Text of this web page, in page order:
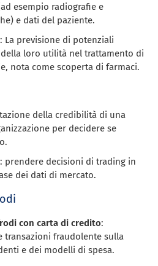
esempio radiografie e
e dati del paziente.
: La previsione di potenziali
loro utilità nel trattamento di
nota come scoperta di farmaci.
della credibilità di una
per decidere se
: prendere decisioni di trading in
dei dati di mercato.
con carta di credito:
transazioni fraudolente sulla
e dei modelli di spesa.